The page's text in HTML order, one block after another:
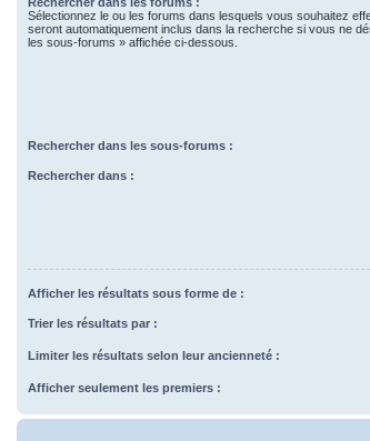
Sélectionnez le ou les forums dans lesquels vous souhaitez
seront automatiquement inclus dans la recherche si vous ne
les sous-forums » affichée ci-dessous.
Rechercher dans les sous-forums :
Rechercher dans :
Afficher les résultats sous forme de :
Trier les résultats par :
Limiter les résultats selon leur ancienneté :
Afficher seulement les premiers :